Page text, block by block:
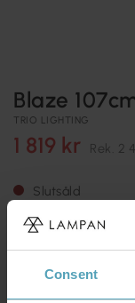
Consent
Blaze
TRIO LIGHTING
1 819 kr Rek. 2
Slutsåld
Fri frakt över 699
funktionalitet och